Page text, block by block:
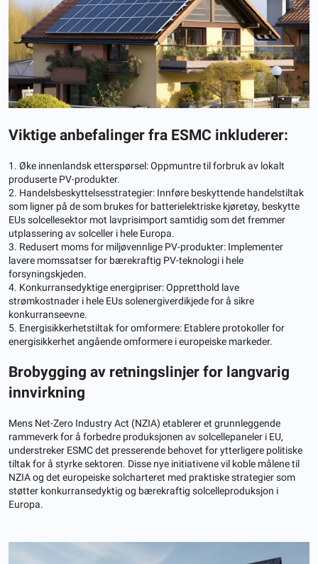
Viktige anbefalinger fra ESMC inkluderer:
1. Øke innenlandsk etterspørsel: Oppmuntre til forbruk av lokalt
produserte PV-produkter.
2. Handelsbeskyttelsesstrategier: Innføre beskyttende handelstiltak
som ligner på de som brukes for batterielektriske kjøretøy, beskytte
EUs solcellesektor mot lavprisimport samtidig som det fremmer
utplassering av solceller i hele Europa.
3. Redusert moms for miljøvennlige PV-produkter: Implementer
lavere momssatser for bærekraftig PV-teknologi i hele
forsyningskjeden.
4. Konkurransedyktige energipriser: Oppretthold lave
strømkostnader i hele EUs solenergiverdikjede for å sikre
konkurranseevne.
5. Energisikkerhetstiltak for omformere: Etablere protokoller for
energisikkerhet angående omformere i europeiske markeder.
Brobygging av retningslinjer for langvarig
innvirkning
Mens Net-Zero Industry Act (NZIA) etablerer et grunnleggende
rammeverk for å forbedre produksjonen av solcellepaneler i EU,
understreker ESMC det presserende behovet for ytterligere politiske
tiltak for å styrke sektoren. Disse nye initiativene vil koble målene til
NZIA og det europeiske solcharteret med praktiske strategier som
støtter konkurransedyktig og bærekraftig solcelleproduksjon i
Europa.